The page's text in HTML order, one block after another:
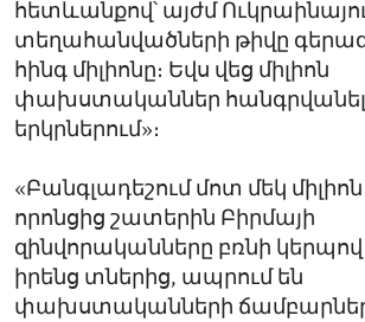
հետևանքով՝ այժմ
տեղահանվածների թիվը
հինգ միլիոնը։ Եվս վեց միլիոն
փախստականներ
երկրներում»։
«Բանգլադեշում մոտ մեկ
որոնցից շատերին Բիրմայի
զինվորականները բռնի
իրենց տներից, ապրում են
փախստականների